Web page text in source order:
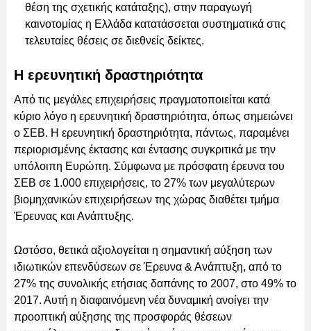
θέση της σχετικής κατάταξης), στην παραγωγή
καινοτομίας η Ελλάδα κατατάσσεται συστηματικά στις
τελευταίες θέσεις σε διεθνείς δείκτες.
Η ερευνητική δραστηριότητα
Από τις μεγάλες επιχειρήσεις πραγματοποιείται κατά
κύριο λόγο η ερευνητική δραστηριότητα, όπως σημειώνει
ο ΣΕΒ. Η ερευνητική δραστηριότητα, πάντως, παραμένει
περιορισμένης έκτασης και έντασης συγκριτικά με την
υπόλοιπη Ευρώπη. Σύμφωνα με πρόσφατη έρευνα του
ΣΕΒ σε 1.000 επιχειρήσεις, το 27% των μεγαλύτερων
βιομηχανικών επιχειρήσεων της χώρας διαθέτει τμήμα
Έρευνας και Ανάπτυξης.
Ωστόσο, θετικά αξιολογείται η σημαντική αύξηση των
ιδιωτικών επενδύσεων σε Έρευνα & Ανάπτυξη, από το
27% της συνολικής ετήσιας δαπάνης το 2007, στο 49% το
2017. Αυτή η διαφαινόμενη νέα δυναμική ανοίγει την
προοπτική αύξησης της προσφοράς θέσεων